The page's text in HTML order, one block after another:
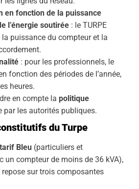
en fonction de la puissance
l’énergie soutirée : le TURPE
puissance du compteur et la
: pour les professionnels, le
fonction des périodes de l’année,
heures.
en compte la politique
par les autorités publiques.
du Turpe
tarif Bleu (particuliers et
un compteur de moins de 36 kVA),
repose sur trois composantes